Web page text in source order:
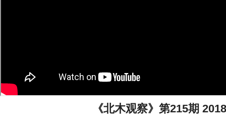
《北木观察》第215期